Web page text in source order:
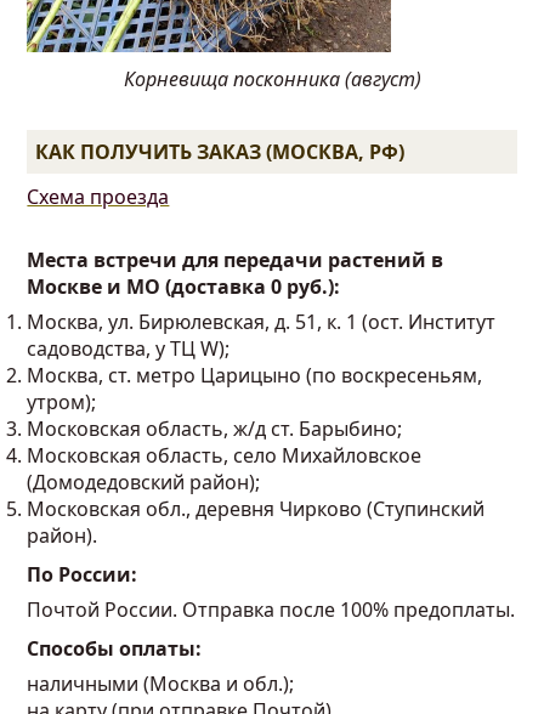
Корневища посконника (август)
КАК ПОЛУЧИТЬ ЗАКАЗ (МОСКВА, РФ)
Схема проезда
Места встречи для передачи растений в
Москве и МО (доставка 0 руб.):
Москва, ул. Бирюлевская, д. 51, к. 1 (ост. Институт
садоводства, у ТЦ W);
Москва, ст. метро Царицыно (по воскресеньям,
утром);
Московская область, ж/д ст. Барыбино;
Московская область, село Михайловское
(Домодедовский район);
Московская обл., деревня Чирково (Ступинский
район).
По России:
Почтой России. Отправка после 100% предоплаты.
Способы оплаты:
наличными (Москва и обл.);